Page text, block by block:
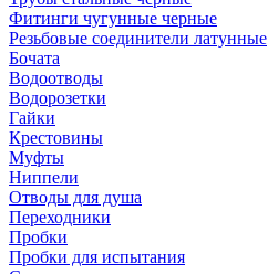
Фитинги чугунные черные
Резьбовые соединители латунные
Бочата
Водоотводы
Водорозетки
Гайки
Крестовины
Муфты
Ниппели
Отводы для душа
Переходники
Пробки
Пробки для испытания